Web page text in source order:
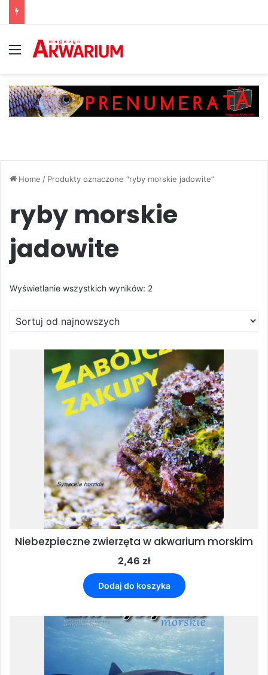
Menu
Home / Produkty oznaczone “ryby morskie jadowite”
ryby morskie
jadowite
Wyświetlanie wszystkich wyników: 2Posortowane
według
najnowszych
Niebezpieczne zwierzęta w akwarium morskim
2,46 zł
Dodaj do koszyka